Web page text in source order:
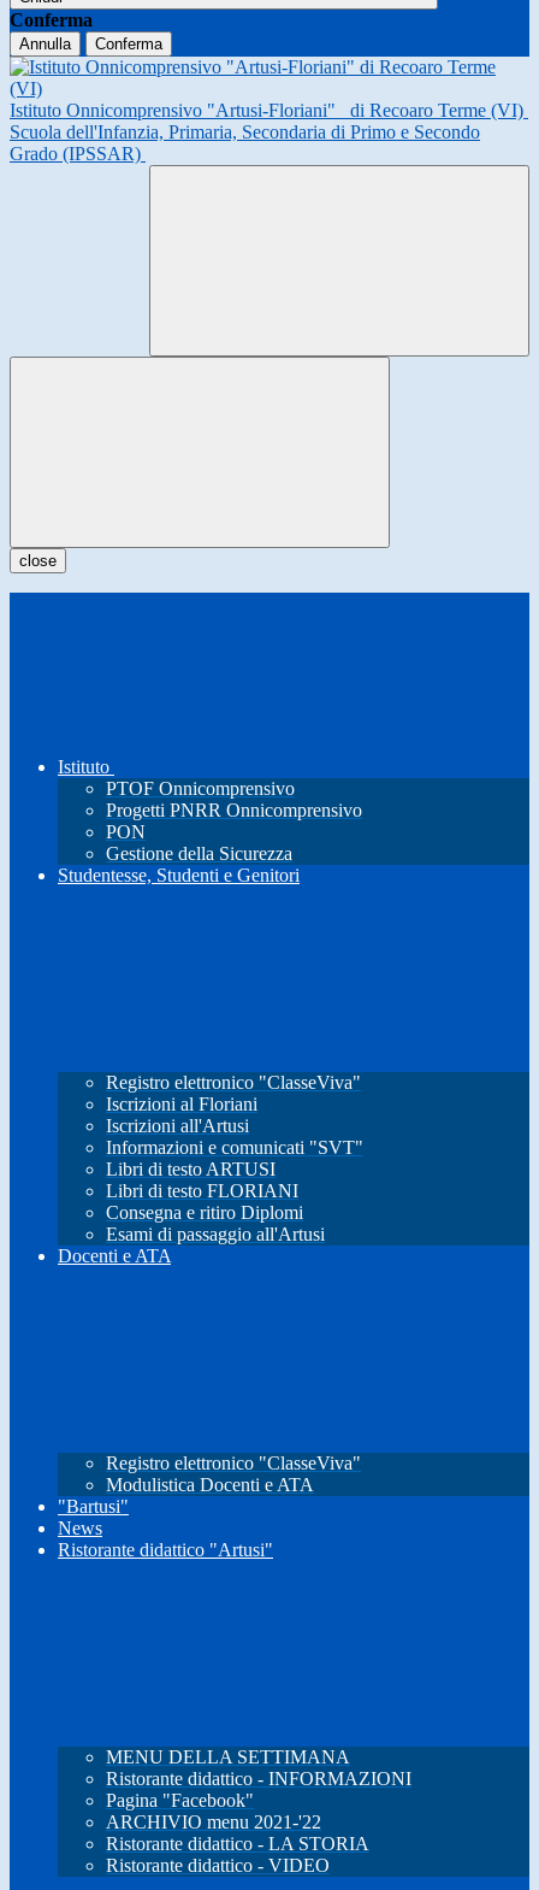
Conferma
Annulla Conferma
Istituto Onnicomprensivo "Artusi-Floriani"
di Recoaro Terme (VI)
Scuola dell'Infanzia, Primaria, Secondaria di Primo e Secondo
Grado (IPSSAR)
close
Istituto
PTOF Onnicomprensivo
Progetti PNRR Onnicomprensivo
PON
Gestione della Sicurezza
Studentesse, Studenti e Genitori
Registro elettronico "ClasseViva"
Iscrizioni al Floriani
Iscrizioni all'Artusi
Informazioni e comunicati "SVT"
Libri di testo ARTUSI
Libri di testo FLORIANI
Consegna e ritiro Diplomi
Esami di passaggio all'Artusi
Docenti e ATA
Registro elettronico "ClasseViva"
Modulistica Docenti e ATA
"Bartusi"
News
Ristorante didattico "Artusi"
MENU DELLA SETTIMANA
Ristorante didattico - INFORMAZIONI
Pagina "Facebook"
ARCHIVIO menu 2021-'22
Ristorante didattico - LA STORIA
Ristorante didattico - VIDEO